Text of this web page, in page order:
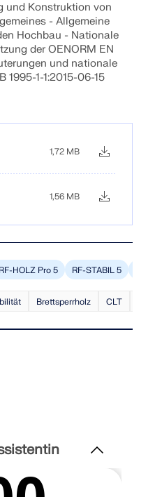
und Konstruktion von
- Allgemeine
Hochbau - Nationale
der OENORM EN
und nationale
1995-1-1:2015-06-15
1,72 MB
1,56 MB
RF-HOLZ Pro 5 RF-STABIL 5
Brettsperrholz CLT